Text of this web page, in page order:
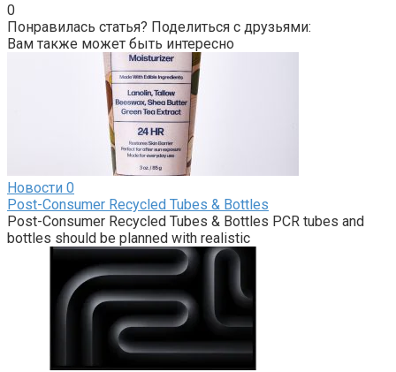
0
Понравилась статья? Поделиться с друзьями:
Вам также может быть интересно
Новости 0
Post-Consumer Recycled Tubes & Bottles
Post-Consumer Recycled Tubes & Bottles PCR tubes and
bottles should be planned with realistic